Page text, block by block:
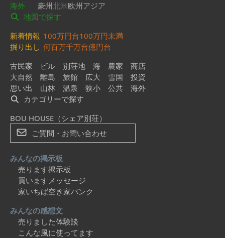
海外
豪州北米欧州アジア
地図で探す
新着情報 100万円台100万円未満
掘り出し 何百万千万台億円台
古民家
ビル 別荘地 海 農家
商店
大自然
離島 旅館 広大 雪国
投資
思い出
山林 温泉 狭小 公共
海外
カテゴリーで探す
BOU HOUSE（シェア別荘）
ご質問・お問い合わせ
みんなの掲示板
売ります掲示板
買いますメッセージ
家いちば空き家バンク
みんなの感想文
売りました体験談
こんな風に使ってます